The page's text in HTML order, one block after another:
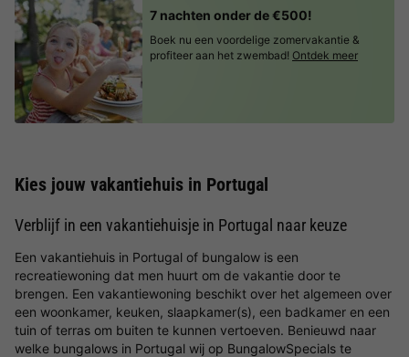
7 nachten onder de €500!
Boek nu een voordelige zomervakantie &
profiteer aan het zwembad! Ontdek meer
Kies jouw vakantiehuis in Portugal
Verblijf in een vakantiehuisje in Portugal naar keuze
Een vakantiehuis in Portugal of bungalow is een
recreatiewoning dat men huurt om de vakantie door te
brengen. Een vakantiewoning beschikt over het algemeen over
een woonkamer, keuken, slaapkamer(s), een badkamer en een
tuin of terras om buiten te kunnen vertoeven. Benieuwd naar
welke bungalows in Portugal wij op BungalowSpecials te